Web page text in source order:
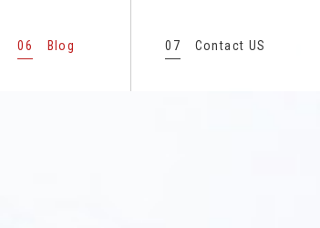
06 Blog 07 Contact US